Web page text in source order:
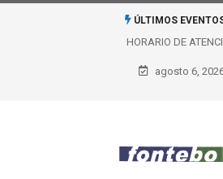
ÚLTIMOS
HORARIO DE
agosto 6,